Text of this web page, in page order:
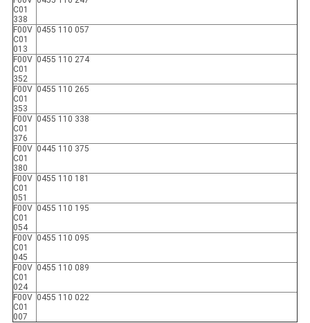
C01
338
F00V
C01
013
0455 110 057
F00V
C01
352
0455 110 274
F00V
C01
353
0455 110 265
F00V
C01
376
0455 110 338
F00V
C01
380
0445 110 375
F00V
C01
051
0455 110 181
F00V
C01
054
0455 110 195
F00V
C01
045
0455 110 095
F00V
C01
024
0455 110 089
F00V
C01
007
0455 110 022